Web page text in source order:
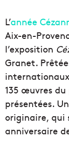
L’année
Aix-en-
l’exposition
Granet.
135 œuvres
présentées.
originaire, qui
anniversaire